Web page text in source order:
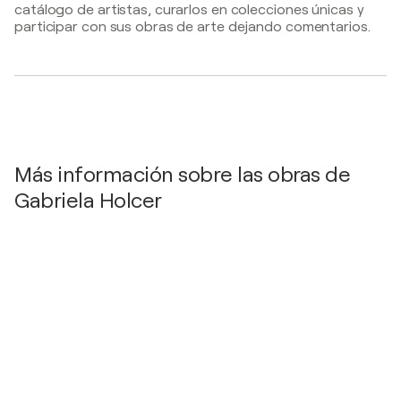
2x2 generations / Ujlipotvarosi Klub Galeria -
Budapest, Hungría
catálogo de artistas, curarlos en colecciones únicas y
participar con sus obras de arte dejando comentarios.
Más información sobre las obras de
Gabriela Holcer